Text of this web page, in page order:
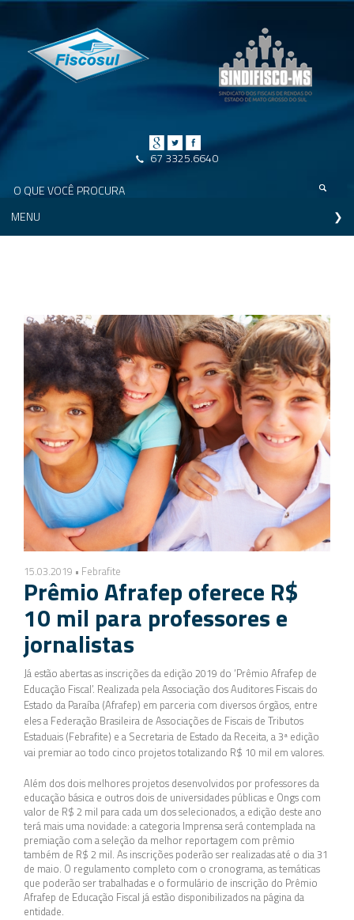
67 3325.6640
MENU
15.03.2019 • Febrafite
Prêmio Afrafep oferece R$
10 mil para professores e
jornalistas
Já estão abertas as inscrições da edição 2019 do ‘Prêmio Afrafep de
Educação Fiscal’. Realizada pela Associação dos Auditores Fiscais do
Estado da Paraíba (Afrafep) em parceria com diversos órgãos, entre
eles a Federação Brasileira de Associações de Fiscais de Tributos
Estaduais (Febrafite) e a Secretaria de Estado da Receita, a 3ª edição
vai premiar ao todo cinco projetos totalizando R$ 10 mil em valores.
Além dos dois melhores projetos desenvolvidos por professores da
educação básica e outros dois de universidades públicas e Ongs com
valor de R$ 2 mil para cada um dos selecionados, a edição deste ano
terá mais uma novidade: a categoria Imprensa será contemplada na
premiação com a seleção da melhor reportagem com prêmio
também de R$ 2 mil. As inscrições poderão ser realizadas até o dia 31
de maio. O regulamento completo com o cronograma, as temáticas
que poderão ser trabalhadas e o formulário de inscrição do Prêmio
Afrafep de Educação Fiscal já estão disponibilizados na página da
entidade.